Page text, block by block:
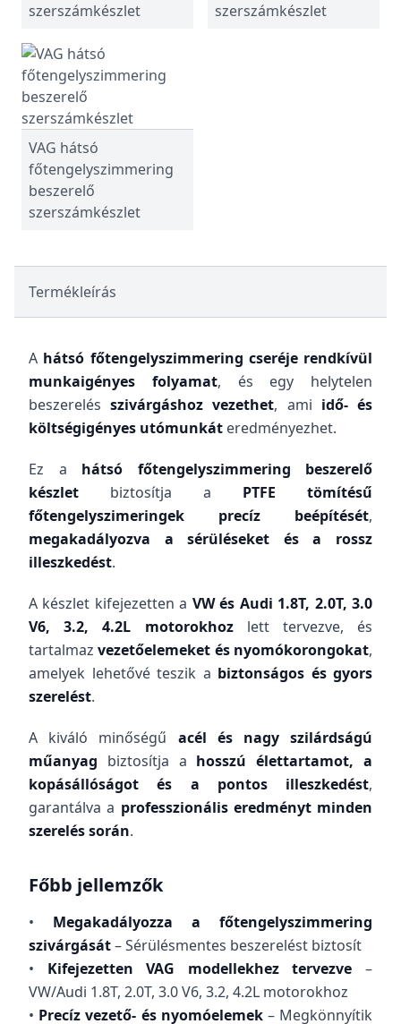
szerszámkészlet
szerszámkészlet
VAG hátsó
főtengelyszimmering
beszerelő
szerszámkészlet
Termékleírás
A hátsó főtengelyszimmering cseréje rendkívül
munkaigényes folyamat, és egy helytelen
beszerelésszivárgáshoz vezethet, ami idő- és
költségigényes utómunkát eredményezhet.
Ez a hátsó főtengelyszimmering beszerelő
készlet biztosítja a PTFE tömítésű
főtengelyszimeringek precíz beépítését,
megakadályozva a sérüléseket és a rossz
illeszkedést.
A készlet kifejezetten a VW és Audi 1.8T, 2.0T, 3.0
V6, 3.2, 4.2L motorokhozlett tervezve, és
tartalmazvezetőelemeket és nyomókorongokat,
amelyek lehetővé teszik a biztonságos és gyors
szerelést.
A kiváló minőségű acél és nagy szilárdságú
műanyag biztosítja a hosszú élettartamot, a
kopásállóságot és a pontos illeszkedést,
garantálva a professzionális eredményt minden
szerelés során.
Főbb jellemzők
• Megakadályozza a főtengelyszimmering
szivárgását– Sérülésmentes beszerelést biztosít
• Kifejezetten VAG modellekhez tervezve –
VW/Audi 1.8T, 2.0T, 3.0 V6, 3.2, 4.2L motorokhoz
• Precíz vezető- és nyomóelemek– Megkönnyítik